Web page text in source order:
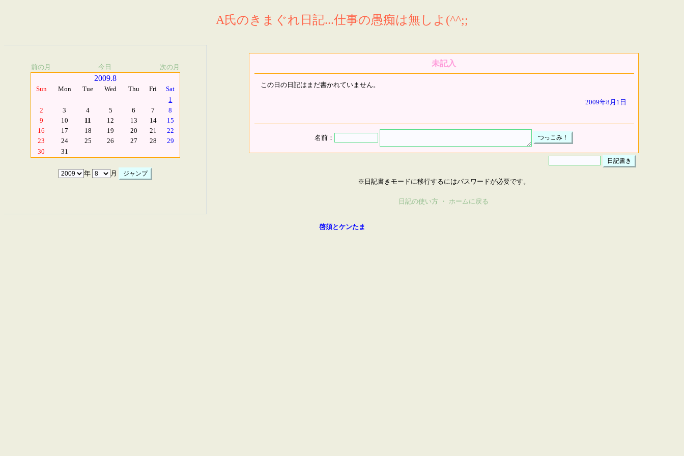
A氏のきまぐれ日記...仕事の愚痴は無しよ(^^;;
前の月 今日 次の月
2009.8
Sun Mon Tue Wed Thu Fri
Sat
1
2
3 4 5 6 7
8
9
10 11 12 13 14
15
16
17 18 19 20 21
22
23
24 25 26 27 28
29
30
31
年 月
未記入
この日の日記はまだ書かれていません。
2009年8月1日
名前：
※日記書きモードに移行するにはパスワードが必要です。
日記の使い方 ・ ホームに戻る
啓須とケンたま